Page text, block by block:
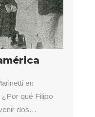
en
qué Filipo
dos...